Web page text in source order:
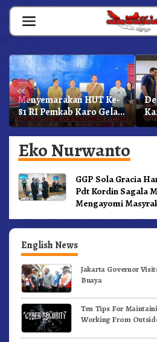
Skip
content
«
Menyemarakan HUT Ke-
81 RI Pemkab Karo Gelar
Pertandingan Olahraga
Eko Nurwanto
GGP Sola Gracia
Pdt Kordin Sagala
Mengayomi
English News
Jakarta Governor
Buaya
Ten Tips For
Working From